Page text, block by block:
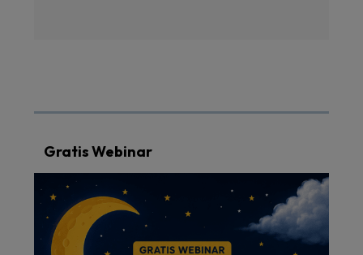
Gratis Webinar